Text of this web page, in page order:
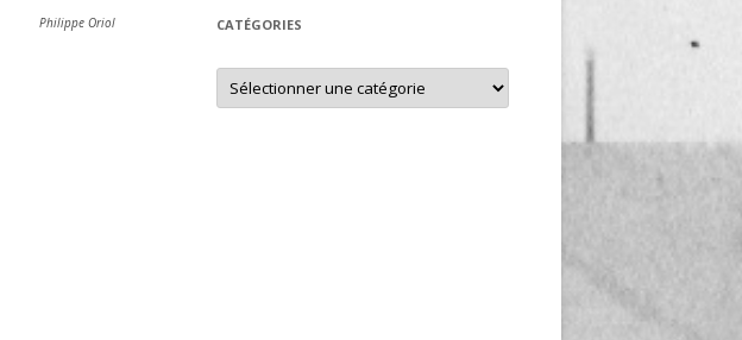
Philippe Oriol CATÉGORIES
Catégories